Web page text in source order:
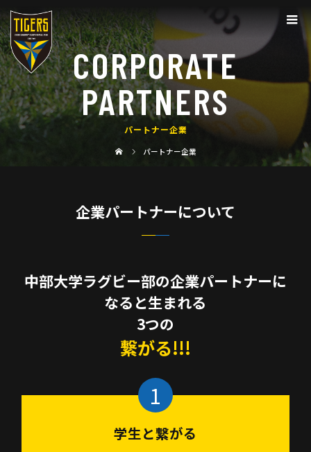
CORPORATE
PARTNERS
パートナー企業
パートナー企業
企業パートナーについて
中部大学ラグビー部の企業パートナーに
なると生まれる
3つの
繋がる!!!
学生と繋がる